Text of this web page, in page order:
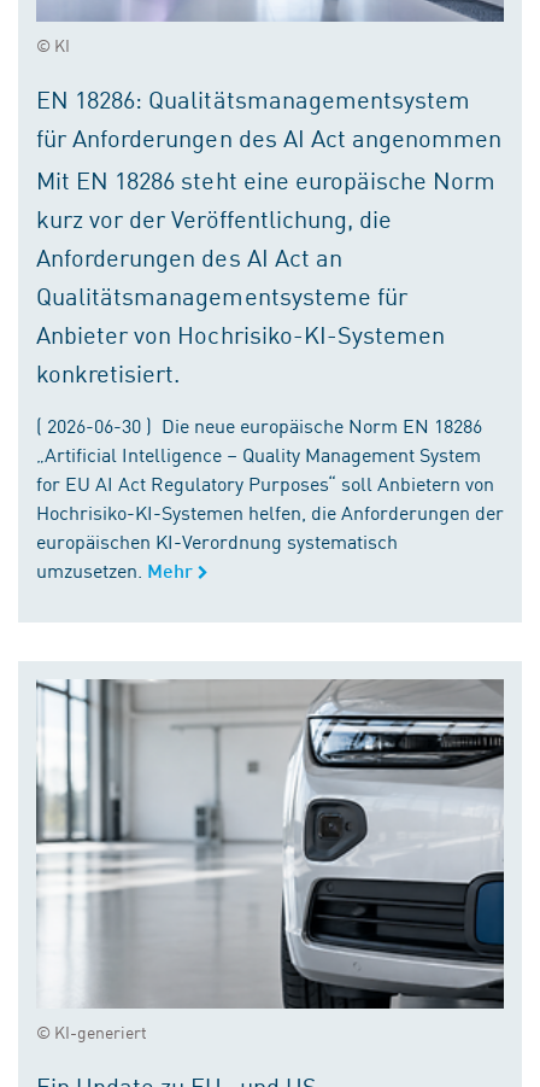
© KI
EN 18286: Qualitätsmanagementsystem
für Anforderungen des AI Act angenommen
Mit EN 18286 steht eine europäische Norm
kurz vor der Veröffentlichung, die
Anforderungen des AI Act an
Qualitätsmanagementsysteme für
Anbieter von Hochrisiko-KI-Systemen
konkretisiert.
( 2026-06-30 ) Die neue europäische Norm EN 18286
„Artificial Intelligence – Quality Management System
for EU AI Act Regulatory Purposes“ soll Anbietern von
Hochrisiko-KI-Systemen helfen, die Anforderungen der
europäischen KI-Verordnung systematisch
umzusetzen. Mehr
© KI-generiert